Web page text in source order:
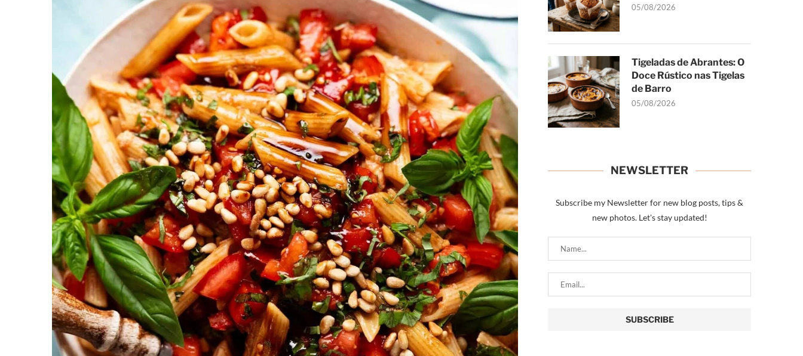
05/08/2026
Tigeladas de Abrantes: O
Doce Rústico nas Tigelas
de Barro
05/08/2026
NEWSLETTER
Subscribe my Newsletter for new blog posts, tips &
new photos. Let's stay updated!